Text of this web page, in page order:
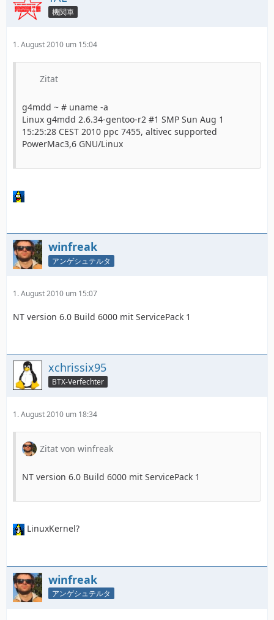
機関車
1. August 2010 um 15:04
Zitat
g4mdd ~ # uname -a
Linux g4mdd 2.6.34-gentoo-r2 #1 SMP Sun Aug 1
15:25:28 CEST 2010 ppc 7455, altivec supported
PowerMac3,6 GNU/Linux
winfreak
アンゲシュテルタ
1. August 2010 um 15:07
NT version 6.0 Build 6000 mit ServicePack 1
xchrissix95
BTX-Verfechter
1. August 2010 um 18:34
Zitat von winfreak
NT version 6.0 Build 6000 mit ServicePack 1
LinuxKernel?
winfreak
アンゲシュテルタ